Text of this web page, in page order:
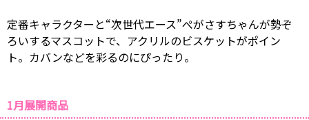
定番キャラクターと“次世代エース”ぺがさすちゃんが勢ぞ
ろいするマスコットで、アクリルのビスケットがポイン
ト。カバンなどを彩るのにぴったり。
1月展開商品